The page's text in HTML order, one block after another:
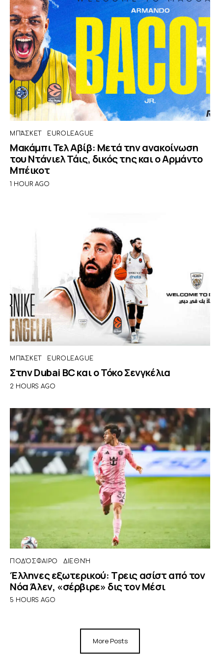
ΜΠΆΣΚΕΤ EUROLEAGUE
Μακάμπι Τελ Αβίβ: Μετά την ανακοίνωση
του Ντάνιελ Τάις, δικός της και ο Αρμάντο
Μπέικοτ
1 HOUR AGO
ΜΠΆΣΚΕΤ EUROLEAGUE
Στην Dubai BC και ο Τόκο Σενγκέλια
2 HOURS AGO
ΠΟΔΌΣΦΑΙΡΟ ΔΙΕΘΝΉ
Έλληνες εξωτερικού: Τρεις ασίστ από τον
Νόα Άλεν, «σέρβιρε» δις τον Μέσι
5 HOURS AGO
More Posts